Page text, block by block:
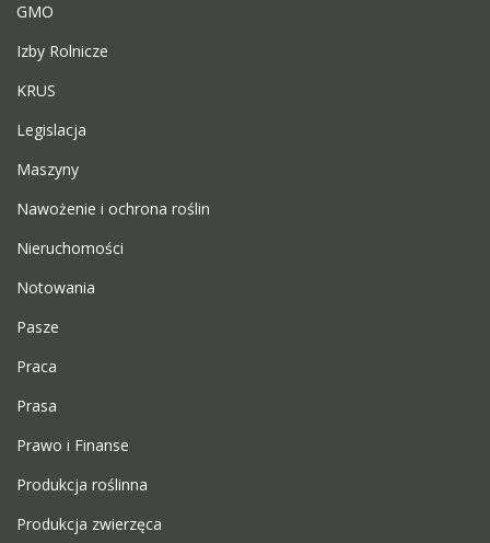
GMO
Izby Rolnicze
KRUS
Legislacja
Maszyny
Nawożenie i ochrona roślin
Nieruchomości
Notowania
Pasze
Praca
Prasa
Prawo i Finanse
Produkcja roślinna
Produkcja zwierzęca